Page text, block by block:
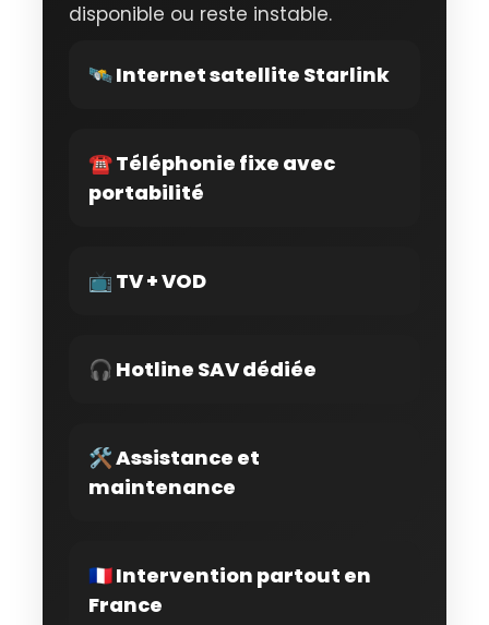
disponible ou reste instable.
🛰 Internet satellite Starlink
☎️ Téléphonie fixe avec
portabilité
📺 TV + VOD
🎧 Hotline SAV dédiée
🛠 Assistance et
maintenance
🇫🇷 Intervention partout en
France